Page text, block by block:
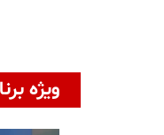
ویژه